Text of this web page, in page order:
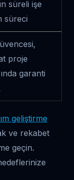
süreli işe
süreci
proje
garanti
geliştirme
ve rekabet
geçin.